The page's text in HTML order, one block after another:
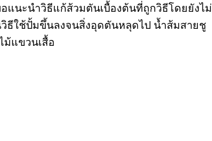
แนะนำวิธีแก้ส้วมตันเบื้องต้นที่ถูกวิธีโดยยังไม่
ธีใช้ปั้มขึ้นลงจนสิ่งอุดตันหลุดไป น้ำส้มสายชู
ม้แขวนเสื้อ